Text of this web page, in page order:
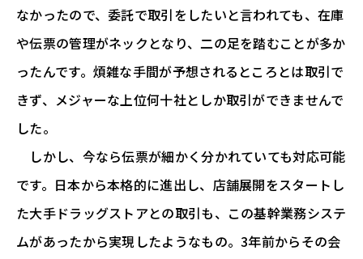
なかったので、委託で取引をしたいと言われても、在庫
や伝票の管理がネックとなり、二の足を踏むことが多か
ったんです。煩雑な手間が予想されるところとは取引で
きず、メジャーな上位何十社としか取引ができませんで
した。
しかし、今なら伝票が細かく分かれていても対応可能
です。日本から本格的に進出し、店舗展開をスタートし
た大手ドラッグストアとの取引も、この基幹業務システ
ムがあったから実現したようなもの。3年前からその会